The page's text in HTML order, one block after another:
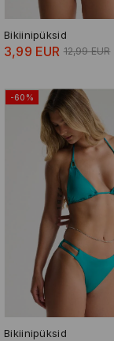
Bikiinipüksid
3,99 EUR 12,99 EUR
-60%
Bikiinipüksid